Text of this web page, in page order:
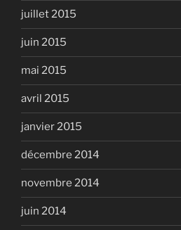
juillet 2015
juin 2015
mai 2015
avril 2015
janvier 2015
décembre 2014
novembre 2014
juin 2014